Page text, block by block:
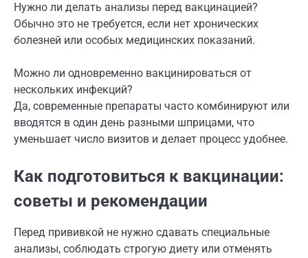
Нужно ли делать анализы перед вакцинацией?
Обычно это не требуется, если нет хронических
болезней или особых медицинских показаний.
Можно ли одновременно вакцинироваться от
нескольких инфекций?
Да, современные препараты часто комбинируют или
вводятся в один день разными шприцами, что
уменьшает число визитов и делает процесс удобнее.
Как подготовиться к вакцинации:
советы и рекомендации
Перед прививкой не нужно сдавать специальные
анализы, соблюдать строгую диету или отменять